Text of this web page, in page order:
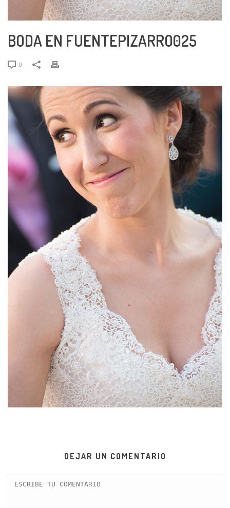
BODA EN FUENTEPIZARRO025
0
DEJAR UN COMENTARIO